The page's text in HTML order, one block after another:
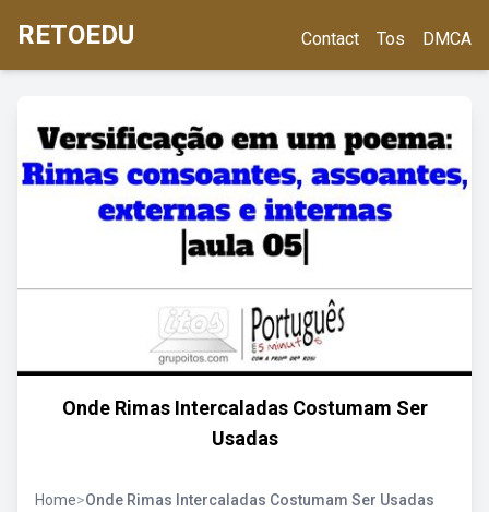
RETOEDU Contact Tos DMCA
Onde Rimas Intercaladas Costumam Ser
Usadas
Home>Onde Rimas Intercaladas Costumam Ser Usadas